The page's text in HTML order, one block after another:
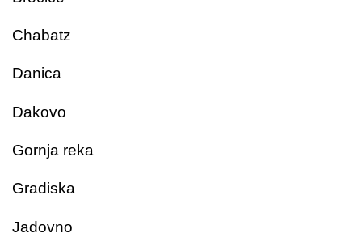
Chabatz
Danica
Dakovo
Gornja reka
Gradiska
Jadovno